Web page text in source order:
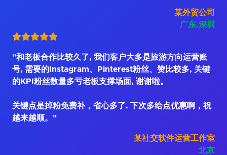
某外贸公司
广东.深圳
"和老板合作比较久了, 我们客户大多是旅游方向运营账
号, 需要的Instagram、Pinterest粉丝、赞比较多, 关键
的KPI粉丝数量多亏老板支撑场面, 谢谢啦。
关键点是掉粉免费补，省心多了. 下次多给点优惠啊，祝
越来越顺。"
某社交软件运营工作室
北京